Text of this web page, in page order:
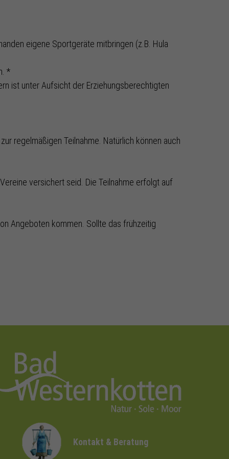
eigene Sportgeräte mitbringen (z.B. Hula
*
ist unter Aufsicht der Erziehungsberechtigten
regelmäßigen Teilnahme. Natürlich können auch
versichert seid. Die Teilnahme erfolgt auf
Angeboten kommen. Sollte das frühzeitig
Kontakt & Beratung